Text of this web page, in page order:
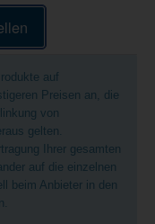
auf
Preisen an, die
von
gelten.
Ihrer gesamten
auf die einzelnen
beim Anbieter in den